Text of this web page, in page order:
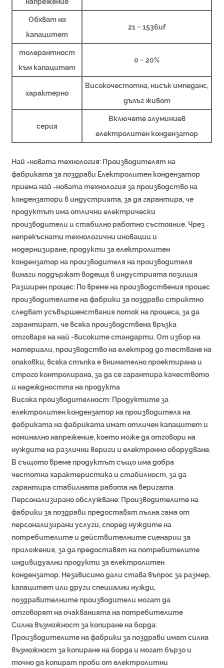
Обхват на
капацитет
21 ~ 1536uf
толерантност
към капацитет
0 ~ 20%
характерно
Високочестотна, нисък импеданс,
дълъг живот
серия
Включете алуминиев
електролитен кондензатор
Най -новата технология: Производителят на
фабриката за поздрави Електролитен кондензатор
приема най -новата технология за производство на
кондензатори в индустрията, за да гарантира, че
продуктът има отлични електрически
производители и стабилно работно състояние. Чрез
непрекъснати технологични иновации и
модернизиране, продукти за електролитен
кондензатор на производителя на производителя
винаги поддържат водеща в индустрията позиция
Разширен процес: По време на производствения процес
производителите на фабрики за поздрави стриктно
следват усъвършенствания поток на процеса, за да
гарантират, че всяка производствена връзка
отговаря на най -високите стандарти. От избор на
материали, производство на електрод до тестване на
опаковки, всяка стъпка е внимателно проектирана и
строго контролирана, за да се гарантира качеството
и надеждността на продукта
Висока производителност: Продуктите за
електролитен кондензатор на производителя на
фабриката на фабриката имат отличен капацитет и
номинално напрежение, което може да отговори на
нуждите на различни вериги и електронно оборудване.
В същото време продуктът също има добра
честотна характеристика и стабилност, за да
гарантира стабилната работа на веригата
Персонализирано обслужване: Производителите на
фабрики за поздрави предоставят пълна гама от
персонализирани услуги, според нуждите на
потребителите и действителните сценарии за
приложения, за да предоставят на потребителите
индивидуални продукти за електролитен
кондензатор. Независимо дали става въпрос за размер,
капацитет или други специални нужди,
поздравителните производители могат да
отговорят на очакванията на потребителите
Силна възможност за копиране на борда:
Производителите на фабрики за поздрави имат силна
възможност за копиране на борда и могат бързо и
точно да копират проби от електролитни